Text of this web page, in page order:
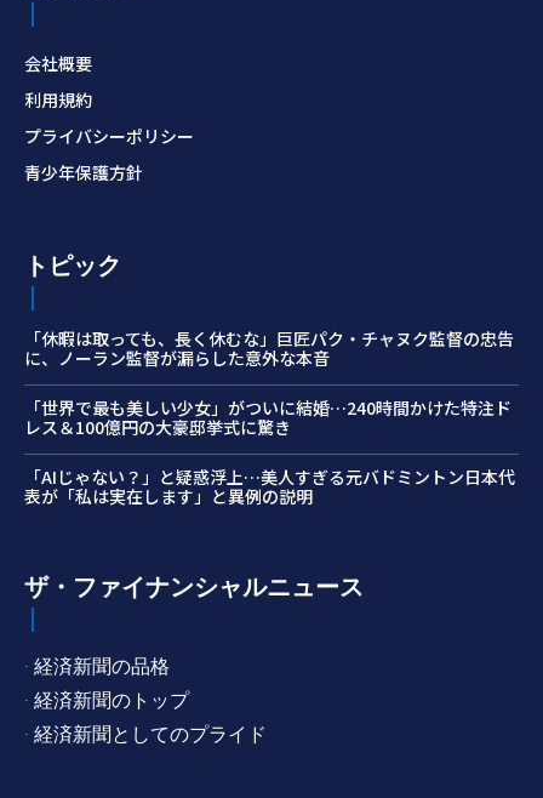
会社概要
利用規約
プライバシーポリシー
青少年保護方針
トピック
「休暇は取っても、長く休むな」巨匠パク・チャヌク監督の忠告
に、ノーラン監督が漏らした意外な本音
「世界で最も美しい少女」がついに結婚…240時間かけた特注ド
レス＆100億円の大豪邸挙式に驚き
「AIじゃない？」と疑惑浮上…美人すぎる元バドミントン日本代
表が「私は実在します」と異例の説明
ザ・ファイナンシャルニュース
· 経済新聞の品格
· 経済新聞のトップ
· 経済新聞としてのプライド